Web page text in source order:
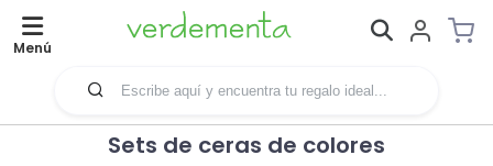
Menú
Sets de ceras de colores